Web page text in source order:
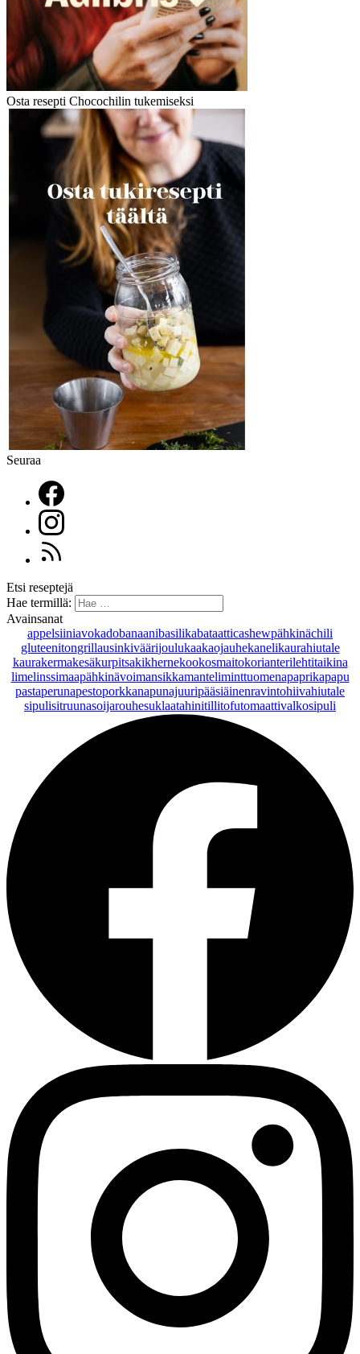
Osta resepti Chocochilin tukemiseksi
Seuraa
Etsi reseptejä
Hae termillä:
Avainsanat
appelsiiniavokadobanaanibasilikabataatticashewpähkinächili
gluteenitongrillausinkiväärijoulukaakaojauhekanelikaurahiutale
kaurakermakesäkurpitsakikhernekookosmaitokorianterilehtitaikina
limelinssimaapähkinävoimansikkamanteliminttuomenapaprikapapu
pastaperunapestoporkkanapunajuuripääsiäinenravintohiivahiutale
sipulisitruunasoijarouhesuklaatahinitillitofutomaattivalkosipuli